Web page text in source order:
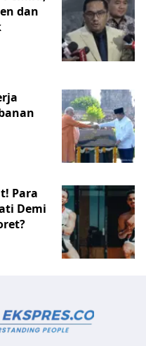
dan
Para
Demi